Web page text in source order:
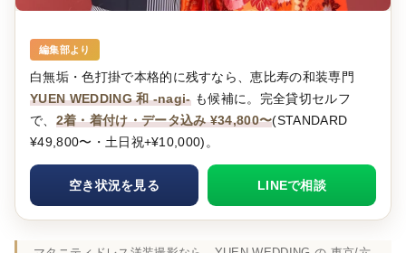
編集部より
白無垢・色打掛で本格的に残すなら、恵比寿の和装専門
YUEN WEDDING 和 -nagi-も候補に。完全貸切セルフ
で、 2着・着付け・データ込み ¥34,800〜(STANDARD
¥49,800〜・土日祝+¥10,000)。
空き状況を見る LINEで相談